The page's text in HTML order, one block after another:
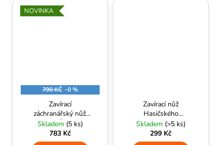
NOVINKA
790 KČ –0 %
Zavírací
záchranářský nůž,
ESP, Černý,
Kombinované ostří
Skladem (5 ks)
783 Kč
Zavírací nůž
Hasičského
záchranného sboru
(oliva)-101 INC
Skladem (>5 ks)
299 Kč